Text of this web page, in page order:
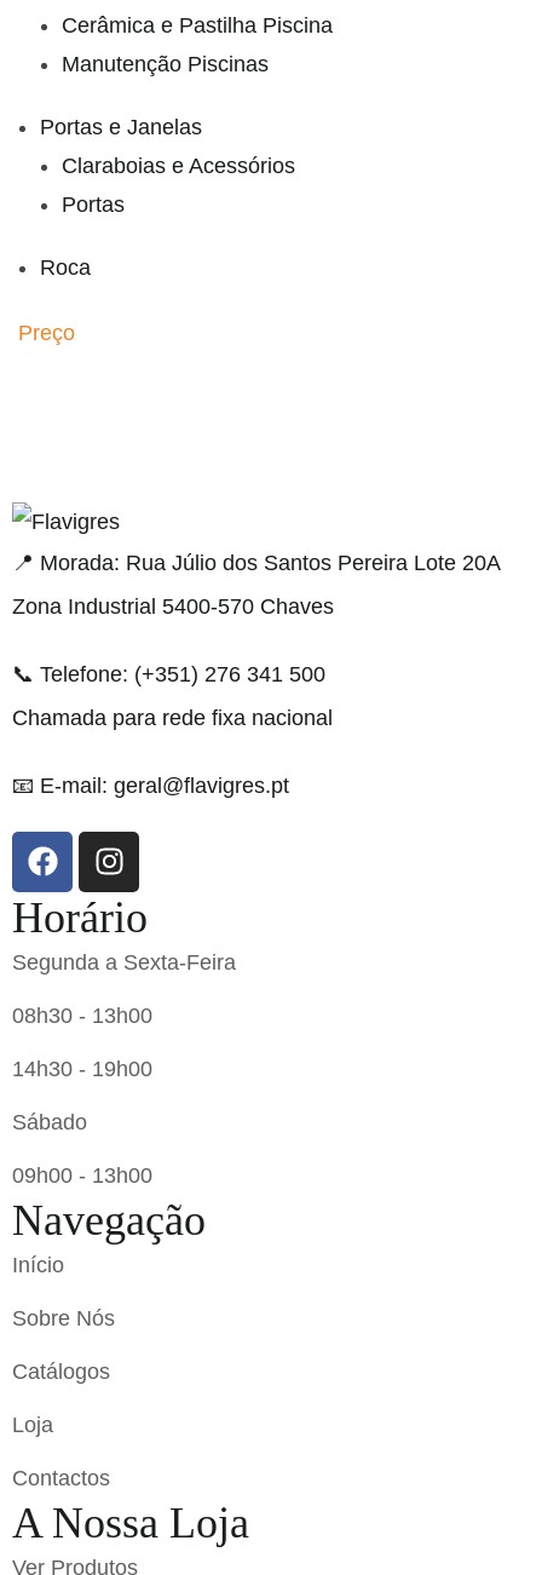
Cerâmica e Pastilha Piscina
Manutenção Piscinas
Portas e Janelas
Claraboias e Acessórios
Portas
Roca
Preço
📍 Morada: Rua Júlio dos Santos Pereira Lote 20A
Zona Industrial 5400-570 Chaves
📞 Telefone: (+351) 276 341 500
Chamada para rede fixa nacional
📧 E-mail: geral@flavigres.pt
Horário
Segunda a Sexta-Feira
08h30 - 13h00
14h30 - 19h00
Sábado
09h00 - 13h00
Navegação
Início
Sobre Nós
Catálogos
Loja
Contactos
A Nossa Loja
Ver Produtos